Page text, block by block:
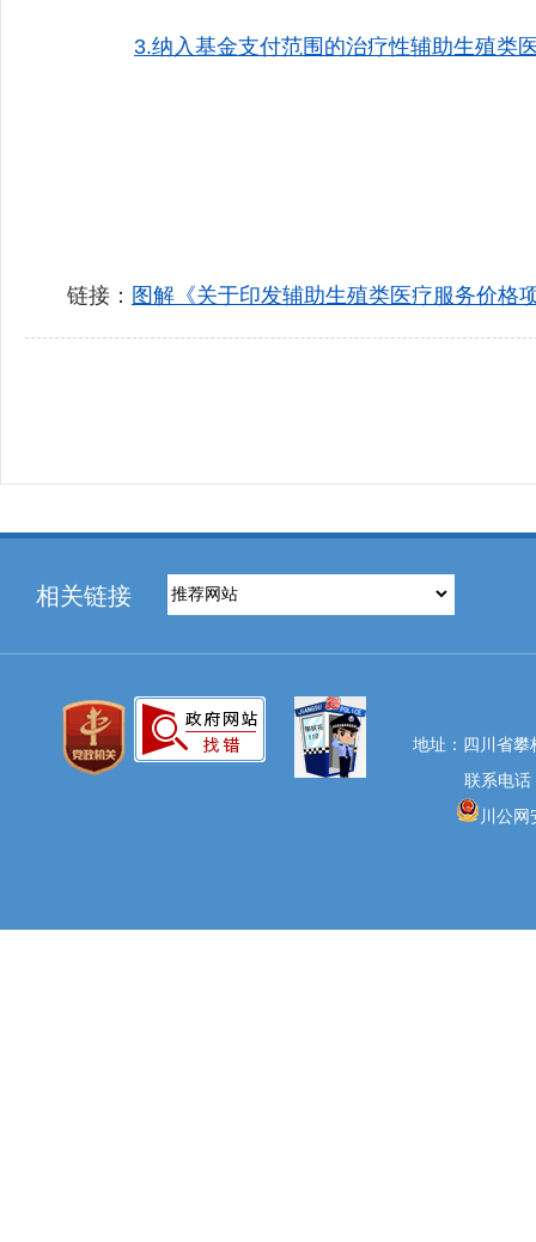
3.纳入基金支付范围的治疗性辅助生殖类
链接： 图解《关于印发辅助生殖类医疗服务价格
相关链接
地址：四川省
联系电
川公